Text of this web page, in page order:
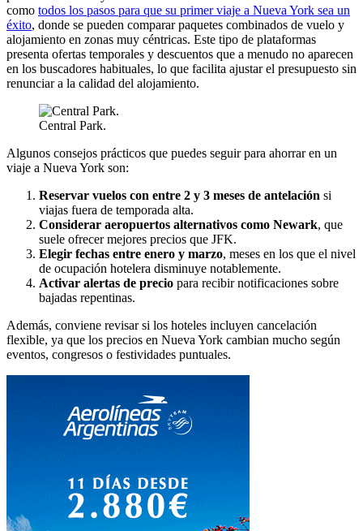
como todos los pasos para que su primer viaje a Nueva York sea un
éxito, donde se pueden comparar paquetes combinados de vuelo y
alojamiento en zonas muy céntricas. Este tipo de plataformas
presenta ofertas temporales y descuentos que a menudo no aparecen
en los buscadores habituales, lo que facilita ajustar el presupuesto sin
renunciar a la calidad del alojamiento.
Central Park.
Algunos consejos prácticos que puedes seguir para ahorrar en un
viaje a Nueva York son:
Reservar vuelos con entre 2 y 3 meses de antelación si
viajas fuera de temporada alta.
Considerar aeropuertos alternativos como Newark, que
suele ofrecer mejores precios que JFK.
Elegir fechas entre enero y marzo, meses en los que el nivel
de ocupación hotelera disminuye notablemente.
Activar alertas de precio para recibir notificaciones sobre
bajadas repentinas.
Además, conviene revisar si los hoteles incluyen cancelación
flexible, ya que los precios en Nueva York cambian mucho según
eventos, congresos o festividades puntuales.